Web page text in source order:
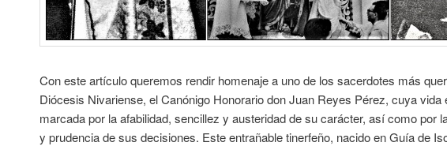
Con este artículo queremos rendir homenaje a uno de los sacerdotes más
Diócesis Nivariense, el Canónigo Honorario don Juan Reyes Pérez, cuya vida
marcada por la afabilidad, sencillez y austeridad de su carácter, así como por
y prudencia de sus decisiones. Este entrañable tinerfeño, nacido en Guía de